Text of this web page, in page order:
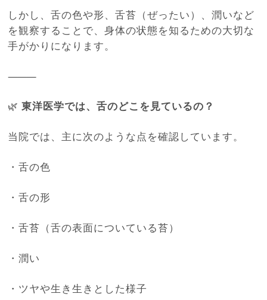
しかし、舌の色や形、舌苔（ぜったい）、潤いなど
を観察することで、身体の状態を知るための大切な
手がかりになります。
⸻
🌿 東洋医学では、舌のどこを見ているの？
当院では、主に次のような点を確認しています。
・舌の色
・舌の形
・舌苔（舌の表面についている苔）
・潤い
・ツヤや生き生きとした様子